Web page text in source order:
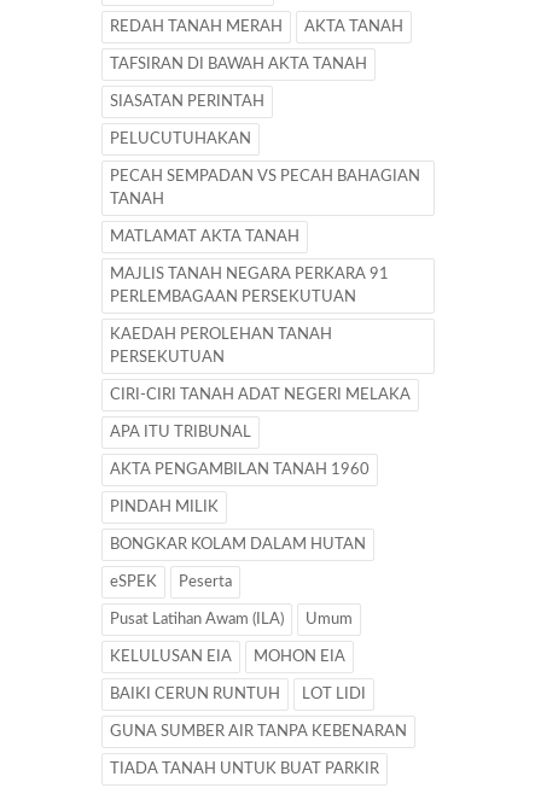
REDAH TANAH MERAH AKTA TANAH
TAFSIRAN DI BAWAH AKTA TANAH
SIASATAN PERINTAH
PELUCUTUHAKAN
PECAH SEMPADAN VS PECAH BAHAGIAN
TANAH
MATLAMAT AKTA TANAH
MAJLIS TANAH NEGARA PERKARA 91
PERLEMBAGAAN PERSEKUTUAN
KAEDAH PEROLEHAN TANAH
PERSEKUTUAN
CIRI-CIRI TANAH ADAT NEGERI MELAKA
APA ITU TRIBUNAL
AKTA PENGAMBILAN TANAH 1960
PINDAH MILIK
BONGKAR KOLAM DALAM HUTAN
eSPEK Peserta
Pusat Latihan Awam (ILA) Umum
KELULUSAN EIA MOHON EIA
BAIKI CERUN RUNTUH LOT LIDI
GUNA SUMBER AIR TANPA KEBENARAN
TIADA TANAH UNTUK BUAT PARKIR